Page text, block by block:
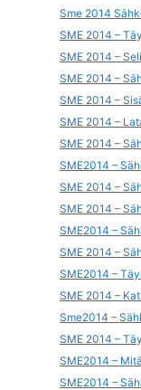
Sme 2014
SME 2014 –
SME 2014 –
SME 2014 –
SME 2014 –
SME 2014 –
SME 2014 –
SME2014 –
SME 2014 –
SME 2014 –
SME2014 –
SME 2014 –
SME2014 –
SME 2014 –
Sme2014 –
SME 2014 –
SME2014 –
SME2014 –